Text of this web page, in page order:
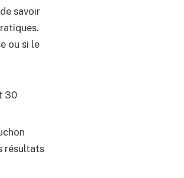
savoir
ou si le
30
résultats